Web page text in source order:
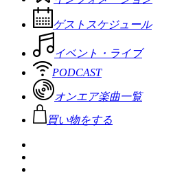
ゲストスケジュール
イベント・ライブ
PODCAST
オンエア楽曲一覧
買い物をする